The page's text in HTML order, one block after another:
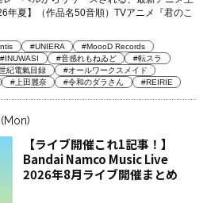
年夏】（作品名50音順）TVアニメ『君のこ
#UNIERA
#MoooD Records
#INUWASI #音感れもねゐど
#転スラ
紀電氣目録
#オールワークスメイド
#上田麗奈 #令和のダラさん #REIRIE
【ライブ開催これ1記事！】
Bandai Namco Music Live
2026年8月ライブ開催まとめ